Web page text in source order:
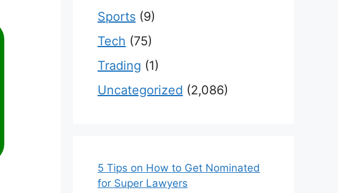
Sports (9)
Tech (75)
Trading (1)
Uncategorized (2,086)
5 Tips on How to Get Nominated
for Super Lawyers